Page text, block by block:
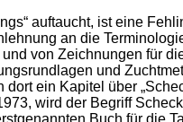
auftaucht, ist eine
an die
von Zeichnungen für
und
ein Kapitel über
wird der Begriff
Buch für die